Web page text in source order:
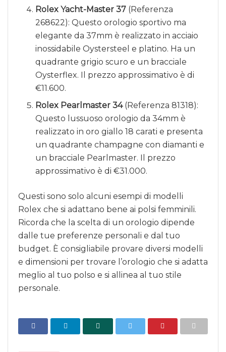
Rolex Yacht-Master 37 (Referenza
268622): Questo orologio sportivo ma
elegante da 37mm è realizzato in acciaio
inossidabile Oystersteel e platino. Ha un
quadrante grigio scuro e un bracciale
Oysterflex. Il prezzo approssimativo è di
€11.600.
Rolex Pearlmaster 34(Referenza 81318):
Questo lussuoso orologio da 34mm è
realizzato in oro giallo 18 carati e presenta
un quadrante champagne con diamanti e
un bracciale Pearlmaster. Il prezzo
approssimativo è di €31.000.
Questi sono solo alcuni esempi di modelli
Rolex che si adattano bene ai polsi femminili.
Ricorda che la scelta di un orologio dipende
dalle tue preferenze personali e dal tuo
budget. È consigliabile provare diversi modelli
e dimensioni per trovare l’orologio che si adatta
meglio al tuo polso e si allinea al tuo stile
personale.